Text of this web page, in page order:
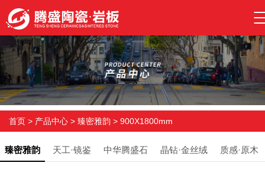
首页 > 产品中心 > 臻密雅韵 > 900X1800mm
臻密雅韵 天工·镜鉴 中华腾盛石 晶钻·金丝绒 质感·原木